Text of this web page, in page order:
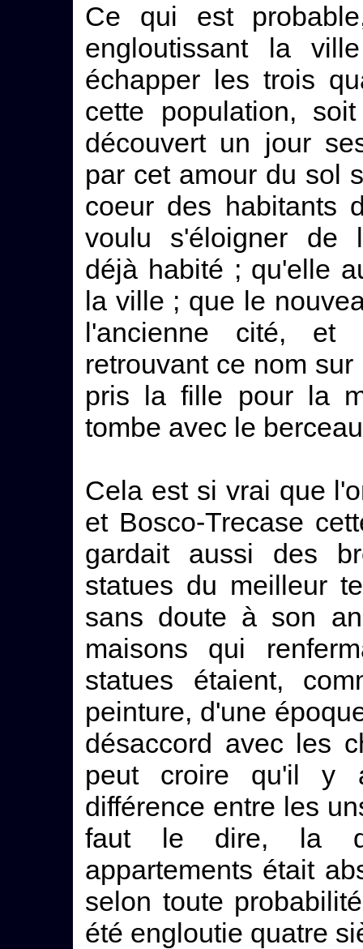
Ce qui est
engloutissant la
échapper les trois
cette population,
découvert un jour
par cet amour du sol
coeur des habitants
voulu s'éloigner de
déjà habité ; qu'elle
la ville ; que le
l'ancienne cité, et
retrouvant ce nom
pris la fille pour la
tombe avec le
Cela est si vrai que
et Bosco-Trecase
gardait aussi des
statues du meilleur
sans doute à son
maisons qui
statues étaient,
peinture, d'une
désaccord avec les
peut croire qu'il y
différence entre les
faut le dire, la
appartements était
selon toute
été engloutie quatre